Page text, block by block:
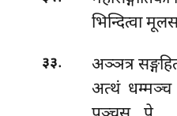
भिन्दित्वा
३३.
अञ्ञत्र
अत्थं धम्मञ्च